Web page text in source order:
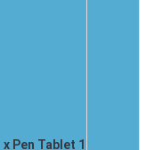
1 x Pen Tablet